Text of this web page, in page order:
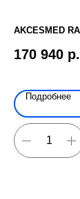
AKCESMED
170 940 р.
Подробнее